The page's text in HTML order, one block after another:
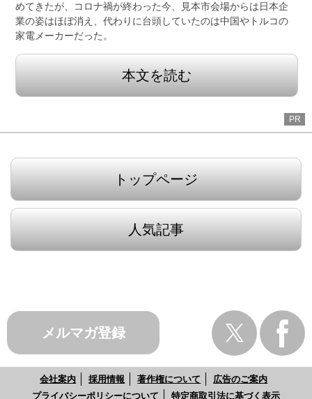
めてきたが、コロナ禍が終わった今、見本市会場からは日本企
業の姿はほぼ消え、代わりに台頭していたのは中国やトルコの
家電メーカーだった。
本文を読む
PR
トップページ
人気記事
メルマガ登録
会社案内 採用情報 著作権について
広告のご案内
プライバシーポリシーについて
特定商取引法に基づく表示